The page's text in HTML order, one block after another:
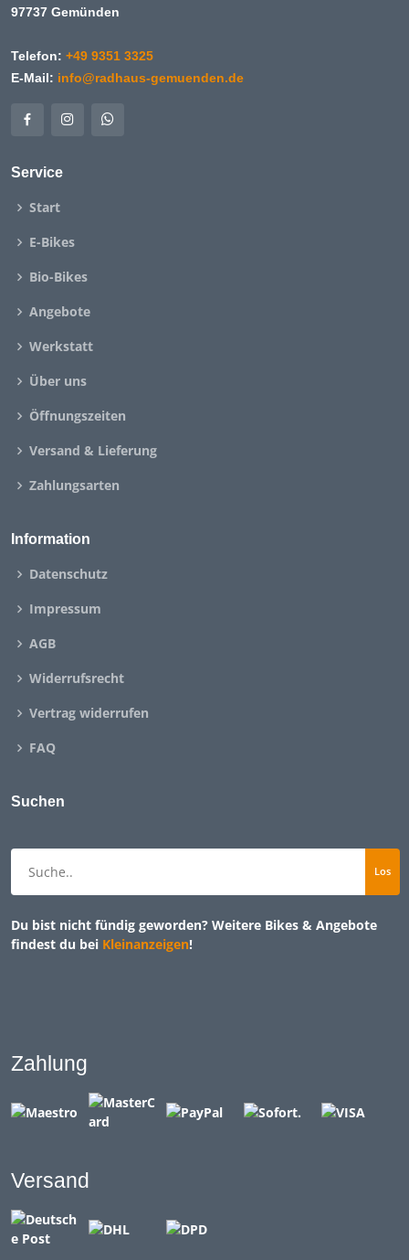
97737 Gemünden
Telefon: +49 9351 3325
E-Mail: info@radhaus-gemuenden.de
Service
Start
E-Bikes
Bio-Bikes
Angebote
Werkstatt
Über uns
Öffnungszeiten
Versand & Lieferung
Zahlungsarten
Information
Datenschutz
Impressum
AGB
Widerrufsrecht
Vertrag widerrufen
FAQ
Suchen
Du bist nicht fündig geworden? Weitere Bikes & Angebote
findest du bei Kleinanzeigen!
Zahlung
Versand